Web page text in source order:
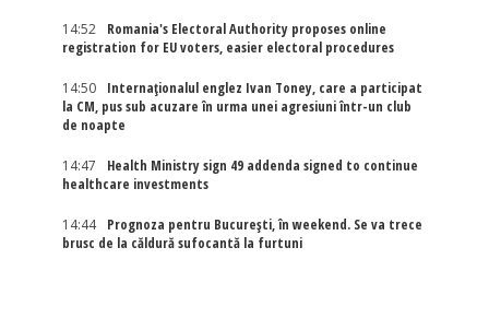
14:52
Romania's Electoral Authority proposes online
registration for EU voters, easier electoral procedures
14:50
Internaţionalul englez Ivan Toney, care a participat
la CM, pus sub acuzare în urma unei agresiuni într-un club
de noapte
14:47
Health Ministry sign 49 addenda signed to continue
healthcare investments
14:44
Prognoza pentru București, în weekend. Se va trece
brusc de la căldură sufocantă la furtuni